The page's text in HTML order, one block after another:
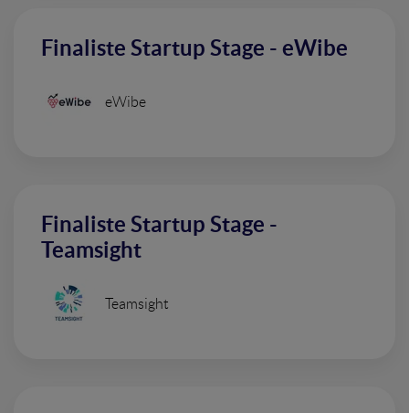
Finaliste Startup Stage - eWibe
eWibe
Finaliste Startup Stage -
Teamsight
Teamsight